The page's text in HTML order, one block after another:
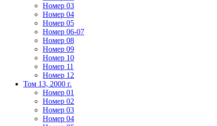
Номер 03
Номер 04
Номер 05
Номер 06-07
Номер 08
Номер 09
Номер 10
Номер 11
Номер 12
Том 13, 2000 г.
Номер 01
Номер 02
Номер 03
Номер 04